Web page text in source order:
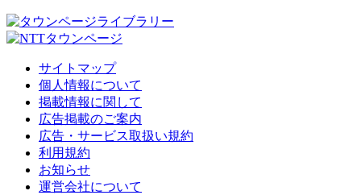
サイトマップ
個人情報について
掲載情報に関して
広告掲載のご案内
広告・サービス取扱い規約
利用規約
お知らせ
運営会社について